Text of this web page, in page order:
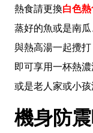
熱食請更換白色熱
蒸好的魚或是南瓜
與熱高湯一起攪打
即可享用一杯熱濃
或是老人家或小
機身防